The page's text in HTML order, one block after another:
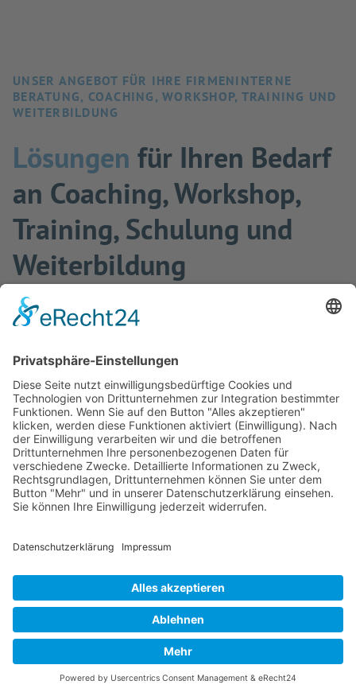
UNSER ANGEBOT FÜR IHRE FIRMENINTERNE
BERATUNG, COACHING, WORKSHOP, TRAINING UND
WEITERBILDUNG
Lösungen für Ihren Bedarf
an Coaching, Workshop,
Training, Schulung und
Weiterbildung
Profitieren Sie von unserer
in
der beruflichen Weiterbildung,
Online- und Digital-Beratungsleistungen
Selbstverständlich lassen sich die einzelnen Themen
kombinieren. So erhalten Sie genau die
Weiterbildung, die Sie wünschen und brauchen - als
Coaching,Workshop,Training,Schulungund
Weiterbildung!
Für eine Person
Training & Coaching für Einzelpersonen